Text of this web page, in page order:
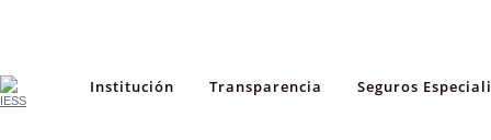
Institución Transparencia Seguros